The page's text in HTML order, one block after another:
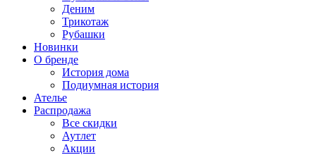
Деним
Трикотаж
Рубашки
Новинки
О бренде
История дома
Подиумная история
Ателье
Распродажа
Все скидки
Аутлет
Акции